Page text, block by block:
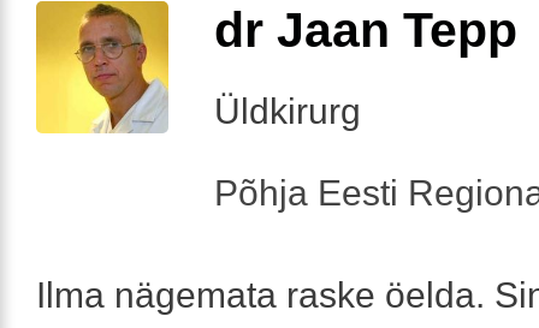
dr Jaan Tepp
Üldkirurg
Põhja Eesti
Ilma nägemata raske öelda.